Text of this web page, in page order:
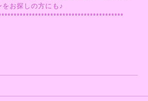
お探しの方にも♪